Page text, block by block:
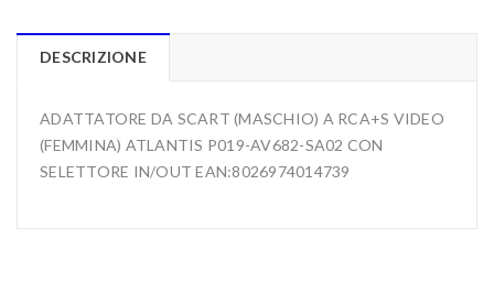
DESCRIZIONE
ADATTATORE DA SCART (MASCHIO) A RCA+S VIDEO
(FEMMINA) ATLANTIS P019-AV682-SA02 CON
SELETTORE IN/OUT EAN:8026974014739